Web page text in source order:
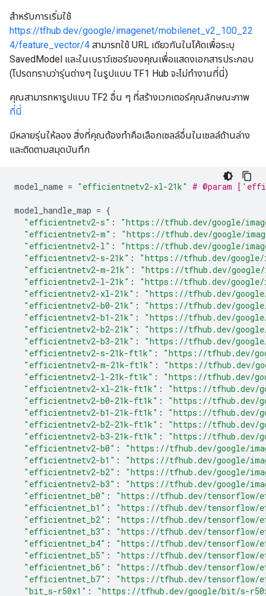
สำหรับการเริ่มใช้
https://tfhub.dev/google/imagenet/mobilenet_v2_100_22
4/feature_vector/4 สามารถใช้ URL เดียวกันในโค้ดเพื่อระบุ
SavedModel และในเบราว์เซอร์ของคุณเพื่อแสดงเอกสารประกอบ
(โปรดทราบว่ารุ่นต่างๆ ในรูปแบบ TF1 Hub จะไม่ทำงานที่นี่)
คุณสามารถหารูปแบบ TF2 อื่น ๆ ที่สร้างเวกเตอร์คุณลักษณะภาพ
ที่นี่
มีหลายรุ่นให้ลอง สิ่งที่คุณต้องทำคือเลือกเซลล์อื่นในเซลล์ด้านล่าง
และติดตามสมุดบันทึก
model_name = "efficientnetv2-xl-21k" # @param
model_handle_map = {
"efficientnetv2-s" :
"https://tfhub.dev/google/
"efficientnetv2-m" :
"https://tfhub.dev/google/
"efficientnetv2-l" :
"https://tfhub.dev/google/
"efficientnetv2-s-21k" :
"https://tfhub.dev/google/
"efficientnetv2-m-21k" :
"https://tfhub.dev/google/
"efficientnetv2-l-21k" :
"https://tfhub.dev/google/
"efficientnetv2-xl-21k" :
"https://tfhub.dev/
"efficientnetv2-b0-21k" :
"https://tfhub.dev/google/
"efficientnetv2-b1-21k" :
"https://tfhub.dev/google/
"efficientnetv2-b2-21k" :
"https://tfhub.dev/google/
"efficientnetv2-b3-21k" :
"https://tfhub.dev/google/
"efficientnetv2-s-21k-ft1k" :
"https://tfhub.dev/
"efficientnetv2-m-21k-ft1k" :
"https://tfhub.dev/
"efficientnetv2-l-21k-ft1k" :
"https://tfhub.dev/
"efficientnetv2-xl-21k-ft1k" :
"https://tfhub.dev/
"efficientnetv2-b0-21k-ft1k" :
"https://tfhub.dev/
"efficientnetv2-b1-21k-ft1k" :
"https://tfhub.dev/
"efficientnetv2-b2-21k-ft1k" :
"https://tfhub.dev/
"efficientnetv2-b3-21k-ft1k" :
"https://tfhub.dev/
"efficientnetv2-b0" :
"https://tfhub.dev/google/
"efficientnetv2-b1" :
"https://tfhub.dev/google/
"efficientnetv2-b2" :
"https://tfhub.dev/google/
"efficientnetv2-b3" :
"https://tfhub.dev/google/
"efficientnet_b0" :
"https://tfhub.dev/tensorflow/
"efficientnet_b1" :
"https://tfhub.dev/tensorflow/
"efficientnet_b2" :
"https://tfhub.dev/tensorflow/
"efficientnet_b3" :
"https://tfhub.dev/tensorflow/
"efficientnet_b4" :
"https://tfhub.dev/tensorflow/
"efficientnet_b5" :
"https://tfhub.dev/tensorflow/
"efficientnet_b6" :
"https://tfhub.dev/tensorflow/
"efficientnet_b7" :
"https://tfhub.dev/tensorflow/
"bit_s-r50x1" : "https://tfhub.dev/google/bit/s-